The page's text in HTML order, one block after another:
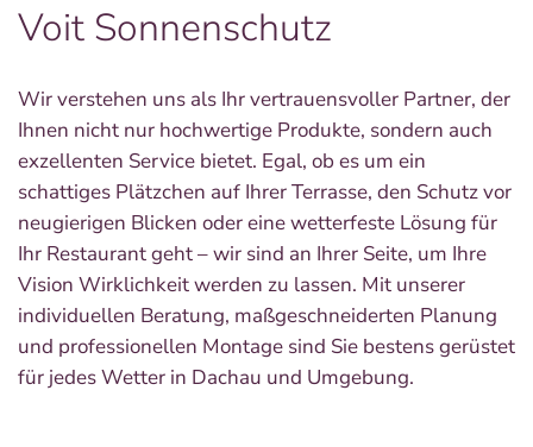
Voit Sonnenschutz
Wir verstehen uns als Ihr vertrauensvoller Partner, der
Ihnen nicht nur hochwertige Produkte, sondern auch
exzellenten Service bietet. Egal, ob es um ein
schattiges Plätzchen auf Ihrer Terrasse, den Schutz vor
neugierigen Blicken oder eine wetterfeste Lösung für
Ihr Restaurant geht – wir sind an Ihrer Seite, um Ihre
Vision Wirklichkeit werden zu lassen. Mit unserer
individuellen Beratung, maßgeschneiderten Planung
und professionellen Montage sind Sie bestens gerüstet
für jedes Wetter in Dachau und Umgebung.